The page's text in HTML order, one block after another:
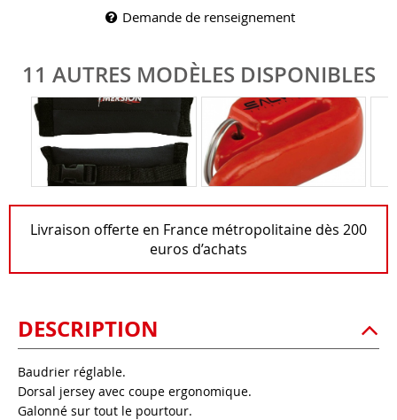
Demande de renseignement
Livraison offerte en France métropolitaine dès 200
euros d’achats
11 AUTRES MODÈLES DISPONIBLES
DESCRIPTION
Baudrier réglable.
Dorsal jersey avec coupe ergonomique.
Galonné sur tout le pourtour.